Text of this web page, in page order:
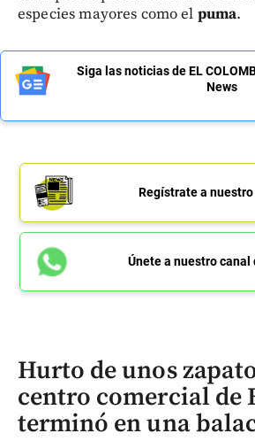
especies mayores como el puma.
Siga las noticias de EL
News
Regístrate a
Únete a nuestro canal
Hurto de unos
centro comercial de
terminó en una